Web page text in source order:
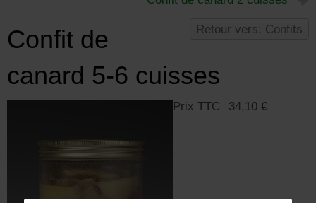
Retour vers: Confits
Confit de
canard 5-6 cuisses
Prix TTC 34,10 €